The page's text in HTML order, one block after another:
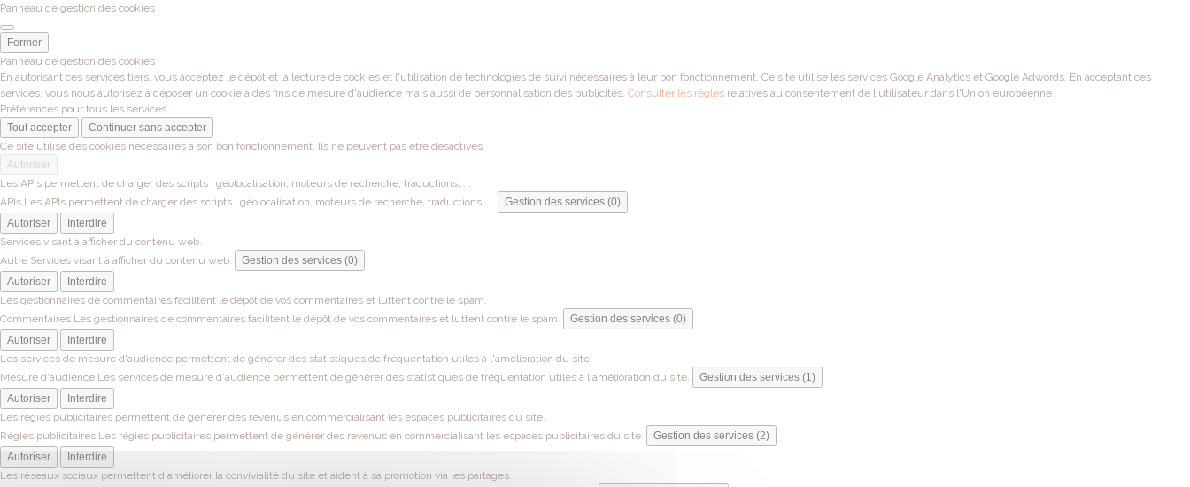
Panneau de gestion des cookies
Fermer
Panneau de gestion des cookies
En autorisant ces services tiers, vous acceptez le dépôt et la lecture de cookies et l'utilisation de technologies de suivi nécessaires à leur bon fonctionnement. Ce site utilise les services Google Analytics et Google Adwords. En acceptant ces
services, vous nous autorisez à déposer un cookie à des fins de mesure d'audience mais aussi de personnalisation des publicités. Consulter les règles relatives au consentement de l'utilisateur dans l'Union européenne.
Préférences pour tous les services
Tout accepter
Continuer sans accepter
Ce site utilise des cookies nécessaires à son bon fonctionnement. Ils ne peuvent pas être désactivés.
Autoriser
Les APIs permettent de charger des scripts : géolocalisation, moteurs de recherche, traductions, ...
APIs Les APIs permettent de charger des scripts : géolocalisation, moteurs de recherche, traductions, ...
Gestion des services (0)
Autoriser
Interdire
Services visant à afficher du contenu web.
Autre Services visant à afficher du contenu web.
Gestion des services (0)
Autoriser
Interdire
Les gestionnaires de commentaires facilitent le dépôt de vos commentaires et luttent contre le spam.
Commentaires Les gestionnaires de commentaires facilitent le dépôt de vos commentaires et luttent contre le spam.
Gestion des services (0)
Autoriser
Interdire
Les services de mesure d'audience permettent de générer des statistiques de fréquentation utiles à l'amélioration du site.
Mesure d'audience Les services de mesure d'audience permettent de générer des statistiques de fréquentation utiles à l'amélioration du site.
Gestion des services (1)
Autoriser
Interdire
Les régies publicitaires permettent de générer des revenus en commercialisant les espaces publicitaires du site.
Régies publicitaires Les régies publicitaires permettent de générer des revenus en commercialisant les espaces publicitaires du site.
Gestion des services (2)
Autoriser
Interdire
Les réseaux sociaux permettent d'améliorer la convivialité du site et aident à sa promotion via les partages.